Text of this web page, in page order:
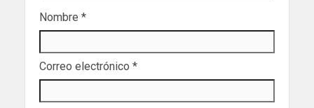
Nombre *
Correo electrónico *